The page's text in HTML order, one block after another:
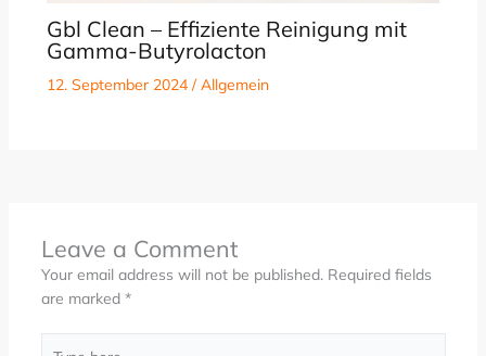
Gbl Clean – Effiziente Reinigung mit
Gamma-Butyrolacton
12. September 2024 /Allgemein
Leave a Comment
Your email address will not be published. Required fields
are marked *